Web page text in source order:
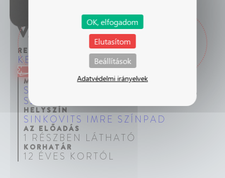
MŰFAJOK
SZEMLÉLETFORMÁLÓ ELŐADÁS
SZÍNHÁZI NEVELÉSI ELŐADÁS
HELYSZÍN
SINKOVITS IMRE SZÍNPAD
AZ ELŐADÁS
1 RÉSZBEN LÁTHATÓ
KORHATÁR
12 ÉVES KORTÓL
Nagy - Kosznovszky - Keresztény
VAKSÁG
RENDEZŐ
KERESZTÉNY TAMÁS
Jegyvásárlás
OK, elfogadom
Elutasítom
Beállítások
Adatvédelmi irányelvek